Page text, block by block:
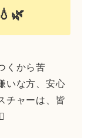
くから苦
いな方、安心
チャーは、皆